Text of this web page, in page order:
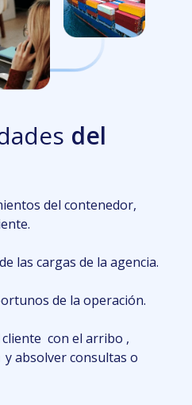
del
del contenedor,
las cargas de la agencia.
de la operación.
con el arribo ,
absolver consultas o